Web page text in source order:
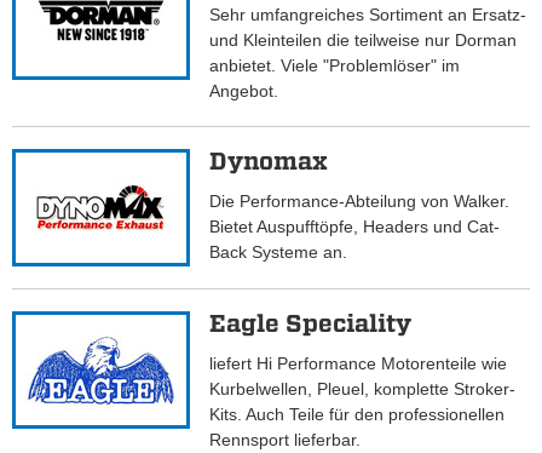
Sehr umfangreiches Sortiment an Ersatz-
und Kleinteilen die teilweise nur Dorman
anbietet. Viele "Problemlöser" im
Angebot.
Dynomax
Die Performance-Abteilung von Walker.
Bietet Auspufftöpfe, Headers und Cat-
Back Systeme an.
Eagle Speciality
liefert Hi Performance Motorenteile wie
Kurbelwellen, Pleuel, komplette Stroker-
Kits. Auch Teile für den professionellen
Rennsport lieferbar.